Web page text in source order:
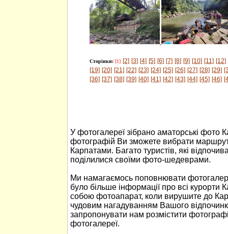
Сторінки: [1] [2] [3] [4] [5] [6] [7] [8] [9] [10] [11] [12]
[19] [20] [21] [22] [23] [24] [25] [26] [27] [28] [29]
[36] [37] [38] [39] [40] [41] [42] [43] [44] [45] [46]
У фотогалереї зібрано аматорські фото
фотографій Ви зможете вибрати
Карпатами. Багато туристів, які
поділилися своїми фото-шедеврами.
Ми намагаємось поповнювати
було більше інформації про всі курорти
собою фотоапарат, коли вирушите до
чудовим нагадуванням Вашого
запропонувати нам розмістити
фотогалереї.